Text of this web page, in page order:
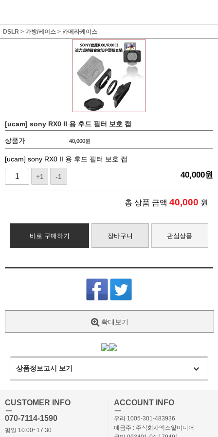
DSLR > 가방/케이스 > 카메라케이스
[ucam] sony RX0 II 용 후드 필터 보호 캡
상품가 40,000원
[ucam] sony RX0 II 용 후드 필터 보호 캡
+1 -1 40,000원
총 상품 금액 40,000 원
바로 구매하기 장바구니 관심상품
확대보기
상품정보고시 보기
CUSTOMER INFO
ㅡ
070-7114-1590
평일 10:00~17:30
ACCOUNT INFO
ㅡ
우리 1005-301-483936
예금주 : 주식회사엑스알미디어